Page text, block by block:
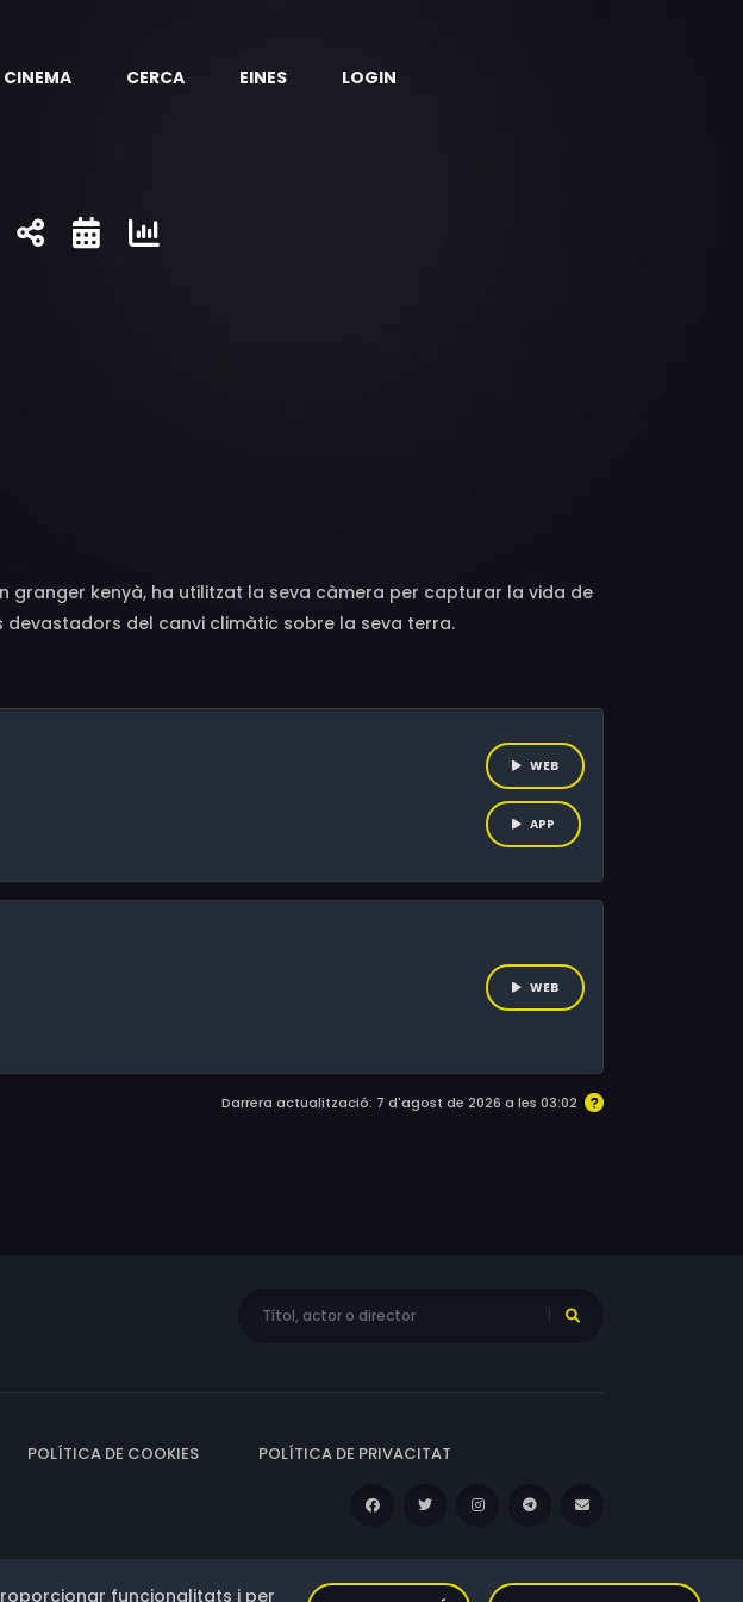
CINEMA CERCA EINES LOGIN
granger kenyà, ha utilitzat la seva càmera per capturar la vida de
del canvi climàtic sobre la seva terra.
WEB
APP
WEB
Darrera actualització: 7 d'agost de 2026 a les 03:02
POLÍTICA DE COOKIES POLÍTICA DE PRIVACITAT
funcionalitats i per